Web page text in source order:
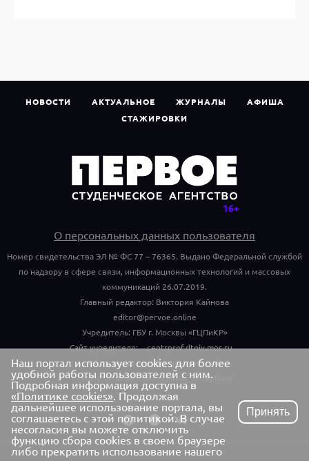
НОВОСТИ АКТУАЛЬНОЕ ЖУРНАЛЫ
АФИША
СТАЖИРОВКИ
О персональных данных пользователя
Номер свидетельства ЭЛ № ФС 77 – 76365. Выдано Федеральной службой
по надзору в сфере связи, информационных технологий и массовых
коммуникаций 26.07.2019.
Главный редактор: Виктория Кайнова
editor@pervoe.online
Учредитель: ГБУ г. Москвы «ГЦПиКР»
Сайт учредителя:
centrprof.dtoiv.mos.ru
Обращения граждан учредителю:
centrprof.dtoiv.mos.ru/public_reception/
Наш портал использует cookies для более
удобной работы пользователей с ним.
Подробная информация доступна в
«Политике cookies». Продолжая
дальнейшее использование портала, вы
соглашаетесь с этой политикой. В случае
несогласия вы можете отключить
функцию сбора cookies в своем браузере
либо прекратить использование нашего
Принять